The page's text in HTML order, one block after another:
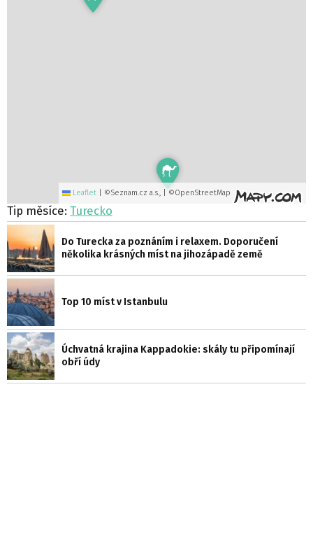
Leaflet ©Seznam.cz a.s., | ©OpenStreetMap
Tip měsíce: Turecko
Do Turecka za poznáním i relaxem. Doporučení
několika krásných míst na jihozápadě země
Top 10 míst v Istanbulu
Úchvatná krajina Kappadokie: skály tu připomínají
obří údy